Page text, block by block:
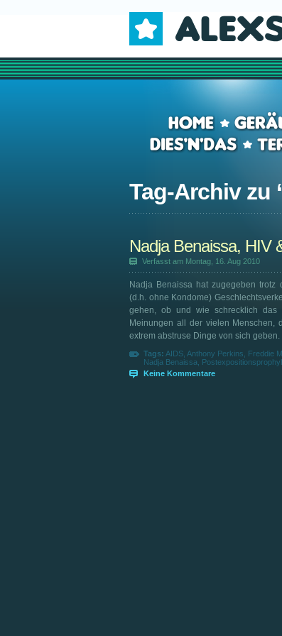
Tag-Archiv zu ‘
Nadja Benaissa, HIV
Verfasst am Montag, 16. Aug 2010
Nadja Benaissa hat zugegeben trotz
(d.h. ohne Kondome)
gehen, ob und wie schrecklich
Meinungen all der vielen Menschen,
extrem abstruse Dinge von sich geben.
Tags: AIDS Anthony Perkins Freddie
Nadja Benaissa
Keine Kommentare